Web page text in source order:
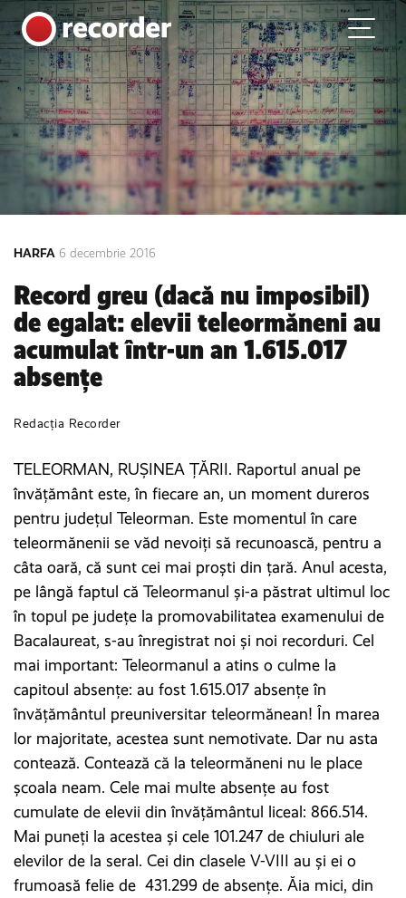
Skip to content
Main Navigation
HARFA 6 decembrie 2016
Record greu (dacă nu imposibil)
de egalat: elevii teleormăneni au
acumulat într-un an 1.615.017
absențe
Redacția Recorder
TELEORMAN, RUȘINEA ȚĂRII. Raportul anual pe
învățământ este, în fiecare an, un moment dureros
pentru județul Teleorman. Este momentul în care
teleormănenii se văd nevoiți să recunoască, pentru a
câta oară, că sunt cei mai proști din țară. Anul acesta,
pe lângă faptul că Teleormanul și-a păstrat ultimul loc
în topul pe județe la promovabilitatea examenului de
Bacalaureat, s-au înregistrat noi și noi recorduri. Cel
mai important: Teleormanul a atins o culme la
capitoul absențe: au fost 1.615.017 absențe în
învățământul preuniversitar teleormănean! În marea
lor majoritate, acestea sunt nemotivate. Dar nu asta
contează. Contează că la teleormăneni nu le place
școala neam. Cele mai multe absenţe au fost
cumulate de elevii din învăţământul liceal: 866.514.
Mai puneți la acestea și cele 101.247 de chiuluri ale
elevilor de la seral. Cei din clasele V-VIII au și ei o
frumoasă felie de 431.299 de absenţe. Ăia mici, din